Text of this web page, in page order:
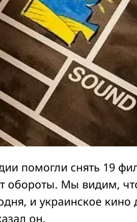
помогли снять 19
обороты. Мы видим,
и украинское кино
он.